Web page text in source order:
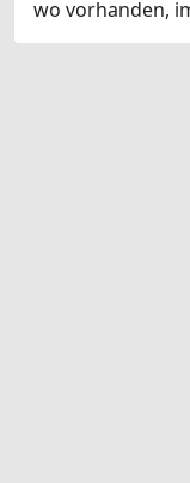
wo vorhanden,